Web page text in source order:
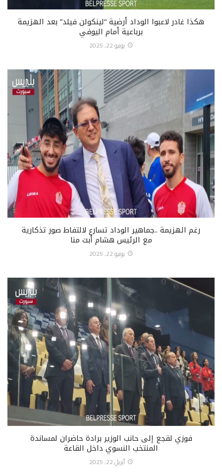
هكذا غادر لاعبوا الوداد أرضية “لينكولن فيلد” بعد الهزيمة
برباعية أمام اليوفي
يونيو 22, 2025
رغم الهزيمة ..جماهير الوداد تسارع لالتفاط صور تذكارية
مع الرئيس هشام أبت منا
يونيو 22, 2025
فوزي لقجع إلى حانب الوزير برادة حاضران لمساندة
المنتخب النسوي داخل القاعة
أبريل 22, 2025